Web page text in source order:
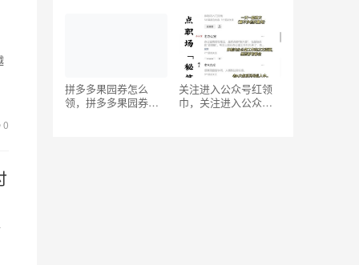
0
拼多多果园券怎么
领，拼多多果园券怎
关注进入公众号红领
巾，关注进入公众号